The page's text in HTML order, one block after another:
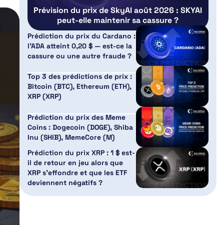
Prévision du prix de SkyAI août 2026 : SKYAI
peut-elle maintenir sa cassure ?
Prédiction du prix du Cardano :
l’ADA atteint 0,20 $ — est-ce la
cassure ou une autre fraude ?
Top 3 des prédictions de prix :
Bitcoin (BTC), Ethereum (ETH),
XRP (XRP)
Prédiction du prix des Meme
Coins : Dogecoin (DOGE), Shiba
Inu (SHIB), MemeCore (M)
Prédiction du prix XRP : 1 $ est-
il de retour en jeu alors que
XRP s’effondre et que les ETF
deviennent négatifs ?